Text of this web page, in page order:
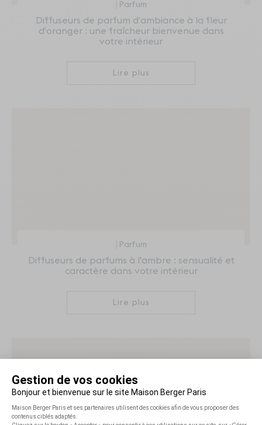
Parfum
Diffuseurs de parfum d’ambiance à la fleur
d’oranger : une fraîcheur bienvenue dans
votre intérieur
Lire plus
Parfum
Diffuseurs de parfums à l'ambre : sensualité et
caractère dans votre intérieur
Lire plus
Restons en contact !
Inscrivez-vous à notre newsletter et bénéficiez de-10%*sur